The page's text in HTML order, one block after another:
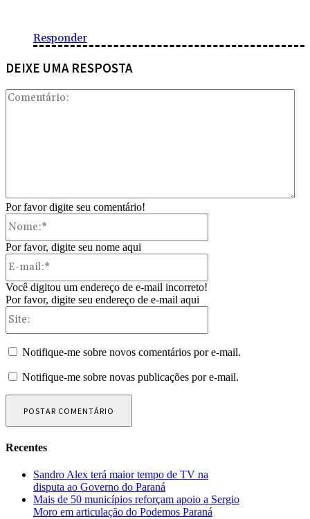
Responder
DEIXE UMA RESPOSTA
Por favor digite seu comentário!
Por favor, digite seu nome aqui
Você digitou um endereço de e-mail incorreto!
Por favor, digite seu endereço de e-mail aqui
Notifique-me sobre novos comentários por e-mail.
Notifique-me sobre novas publicações por e-mail.
Recentes
Sandro Alex terá maior tempo de TV na
disputa ao Governo do Paraná
Mais de 50 municípios reforçam apoio a Sergio
Moro em articulação do Podemos Paraná